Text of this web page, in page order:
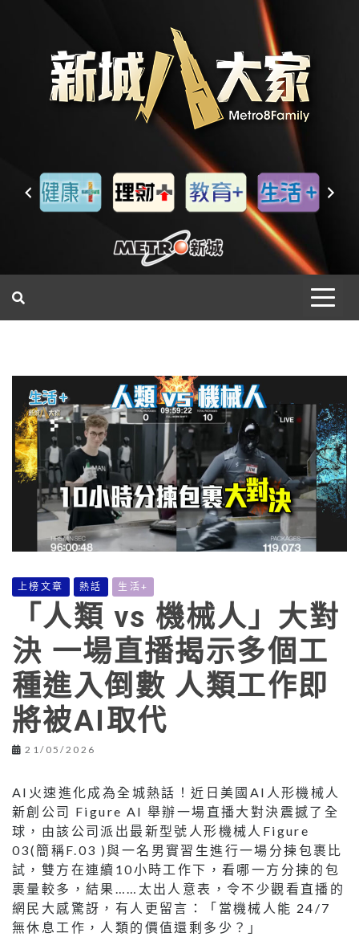
上榜文章 熱話 生活+
「人類 vs 機械人」大對
決 一場直播揭示多個工
種進入倒數 人類工作即
將被AI取代
21/05/2026
AI火速進化成為全城熱話！近日美國AI人形機械人
新創公司 Figure AI 舉辦一場直播大對決震撼了全
球，由該公司派出最新型號人形機械人Figure
03(簡稱F.03 )與一名男實習生進行一場分揀包裹比
試，雙方在連續10小時工作下，看哪一方分揀的包
裹量較多，結果……太出人意表，令不少觀看直播的
網民大感驚訝，有人更留言：「當機械人能 24/7
無休息工作，人類的價值還剩多少？」